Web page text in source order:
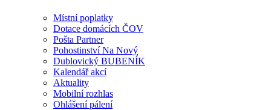
Místní poplatky
Dotace domácích ČOV
Pošta Partner
Pohostinství Na Nový
Dublovický BUBENÍK
Kalendář akcí
Aktuality
Mobilní rozhlas
Ohlášení pálení